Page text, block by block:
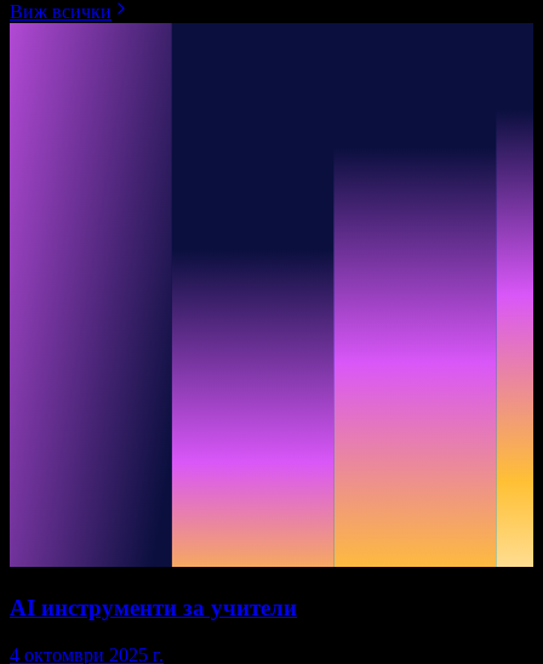
Виж всички
AI инструменти за учители
4 октомври 2025 г.